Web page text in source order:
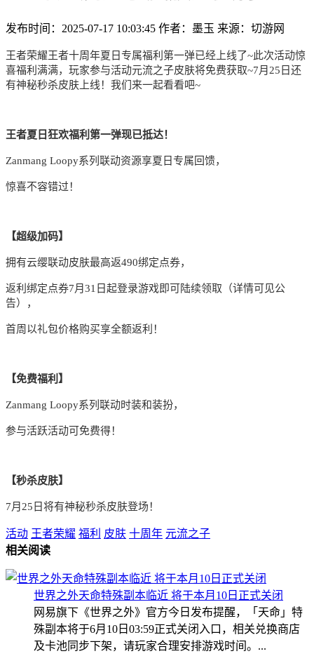
发布时间：2025-07-17 10:03:45 作者：墨玉 来源：切游网
王者荣耀王者十周年夏日专属福利第一弹已经上线了~此次活动惊
喜福利满满，玩家参与活动元流之子皮肤将免费获取~7月25日还
有神秘秒杀皮肤上线！我们来一起看看吧~
王者夏日狂欢福利第一弹现已抵达！
Zanmang Loopy系列联动资源享夏日专属回馈，
惊喜不容错过！
【超级加码】
拥有云缨联动皮肤最高返490绑定点券，
返利绑定点券7月31日起登录游戏即可陆续领取（详情可见公
告），
首周以礼包价格购买享全额返利！
【免费福利】
Zanmang Loopy系列联动时装和装扮，
参与活跃活动可免费得！
【秒杀皮肤】
7月25日将有神秘秒杀皮肤登场！
活动 王者荣耀 福利 皮肤 十周年 元流之子
相关阅读
世界之外天命特殊副本临近 将于本月10日正式关闭
网易旗下《世界之外》官方今日发布提醒，「天命」特
殊副本将于6月10日03:59正式关闭入口，相关兑换商店
及卡池同步下架，请玩家合理安排游戏时间。...